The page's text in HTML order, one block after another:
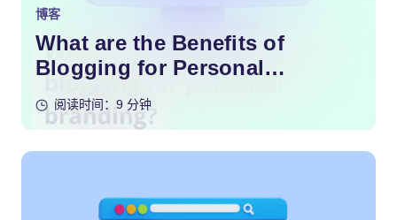
博客
What are the Benefits of
Blogging for Personal
Branding?
阅读时间：9 分钟